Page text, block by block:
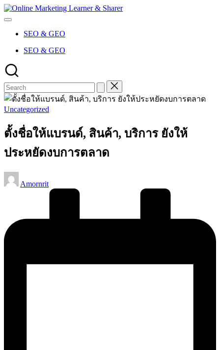
Skip
to
Online
SEO & GEO
SEO & GEO
Posted
Uncategorized
ตั้งชื่อให้แบรนด์, สินค้า, บริการ ยังให้
ประหยัดงบการตลาด
Posted
by
Amornrit